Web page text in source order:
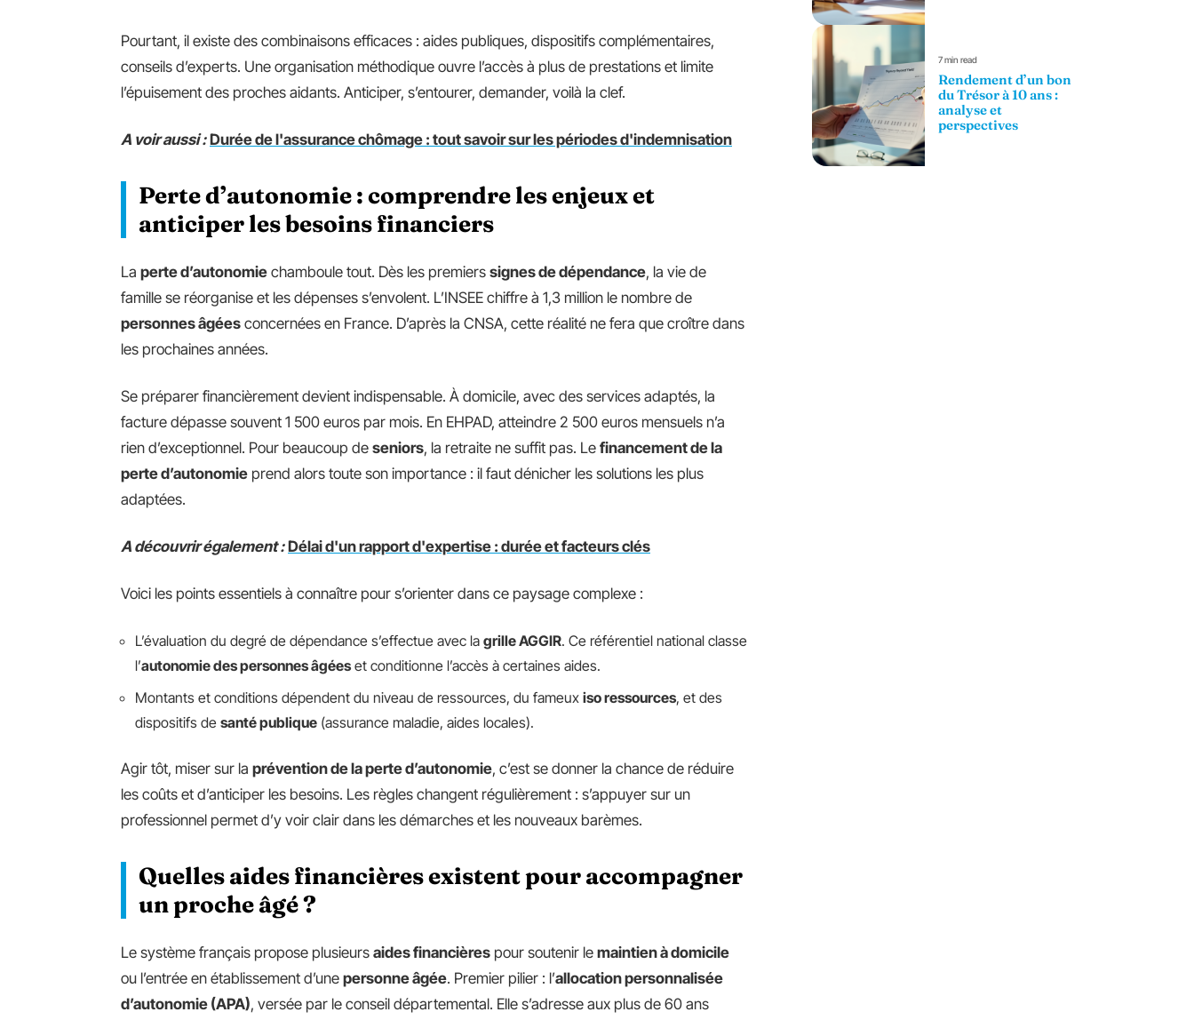
Pourtant, il existe des combinaisons efficaces : aides publiques, dispositifs complémentaires,
conseils d’experts. Une organisation méthodique ouvre l’accès à plus de prestations et limite
l’épuisement des proches aidants. Anticiper, s’entourer, demander, voilà la clef.
A voir aussi : Durée de l'assurance chômage : tout savoir sur les périodes d'indemnisation
Perte d’autonomie : comprendre les enjeux et
anticiper les besoins financiers
La perte d’autonomie chamboule tout. Dès les premiers signes de dépendance, la vie de
famille se réorganise et les dépenses s’envolent. L’INSEE chiffre à 1,3 million le nombre de
personnes âgées concernées en France. D’après la CNSA, cette réalité ne fera que croître dans
les prochaines années.
Se préparer financièrement devient indispensable. À domicile, avec des services adaptés, la
facture dépasse souvent 1 500 euros par mois. En EHPAD, atteindre 2 500 euros mensuels n’a
rien d’exceptionnel. Pour beaucoup de seniors, la retraite ne suffit pas. Le financement de la
perte d’autonomie prend alors toute son importance : il faut dénicher les solutions les plus
adaptées.
A découvrir également : Délai d'un rapport d'expertise : durée et facteurs clés
Voici les points essentiels à connaître pour s’orienter dans ce paysage complexe :
L’évaluation du degré de dépendance s’effectue avec la grille AGGIR. Ce référentiel national classe
l’autonomie des personnes âgées et conditionne l’accès à certaines aides.
Montants et conditions dépendent du niveau de ressources, du fameux iso ressources, et des
dispositifs de santé publique (assurance maladie, aides locales).
Agir tôt, miser sur la prévention de la perte d’autonomie, c’est se donner la chance de réduire
les coûts et d’anticiper les besoins. Les règles changent régulièrement : s’appuyer sur un
professionnel permet d’y voir clair dans les démarches et les nouveaux barèmes.
Quelles aides financières existent pour accompagner
un proche âgé ?
Le système français propose plusieurs aides financières pour soutenir le maintien à domicile
ou l’entrée en établissement d’une personne âgée. Premier pilier : l’allocation personnalisée
d’autonomie (APA), versée par le conseil départemental. Elle s’adresse aux plus de 60 ans
7 min read
Rendement d’un bon
du Trésor à 10 ans :
analyse et
perspectives